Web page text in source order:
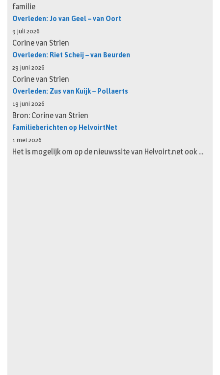
familie
Overleden: Jo van Geel – van Oort
9 juli 2026
Corine van Strien
Overleden: Riet Scheij – van Beurden
29 juni 2026
Corine van Strien
Overleden: Zus van Kuijk – Pollaerts
19 juni 2026
Bron: Corine van Strien
Familieberichten op HelvoirtNet
1 mei 2026
Het is mogelijk om op de nieuwssite van Helvoirt.net ook …